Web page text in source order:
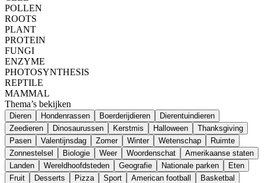
POLLEN
ROOTS
PLANT
PROTEIN
FUNGI
ENZYME
PHOTOSYNTHESIS
REPTILE
MAMMAL
Thema’s bekijken
Dieren Hondenrassen Boerderijdieren
Dierentuindieren
Zeedieren
Dinosaurussen Kerstmis Halloween
Thanksgiving
Pasen
Valentijnsdag Zomer Winter Wetenschap
Ruimte
Zonnestelsel
Biologie Weer Woordenschat
Amerikaanse staten
Landen
Wereldhoofdsteden Geografie Nationale parken
Eten
Fruit
Desserts Pizza Sport American football Basketbal